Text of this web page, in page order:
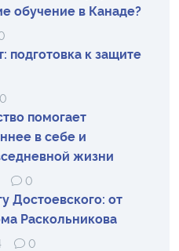
обучение в Канаде?
подготовка к защите
0
помогает
в себе и
жизни
0
Достоевского: от
Раскольникова
0